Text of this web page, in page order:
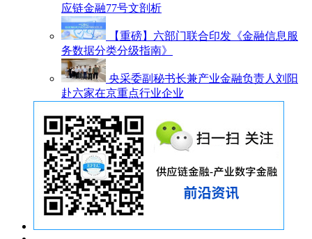
应链金融77号文剖析
【重磅】六部门联合印发《金融信息服
务数据分类分级指南》
央采委副秘书长兼产业金融负责人刘阳
赴六家在京重点行业企业